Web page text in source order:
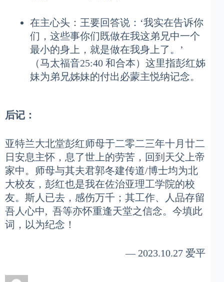
在主心头：王要回答说：‘我实在告诉你
们，这些事你们既做在我这弟兄中一个
最小的身上，就是做在我身上了。’
（马太福音25:40 和合本）这里指彭红姊
妹为弟兄姊妹的付出必蒙主悦纳记念。
后记：
亚特兰大北堂彭红师母于二零二三年十月廿二
日安息主怀，息了世上的劳苦，回到天父上帝
家中。师母与其夫君郭冬建传道/博士均为北
大校友，彭红也是我在佐治亚理工学院的校
友。斯人已去，感伤万千；其工作、人品存留
吾人心中, 吾等亦怀重逢天堂之信念。今填此
词，以为纪念！
— 2023.10.27 爱平